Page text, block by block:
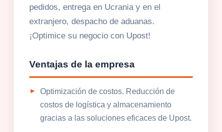
pedidos, entrega en Ucrania y en el
extranjero, despacho de aduanas.
¡Optimice su negocio con Upost!
Ventajas de la empresa
Optimización de costos. Reducción de
costos de logística y almacenamiento
gracias a las soluciones eficaces de Upost.